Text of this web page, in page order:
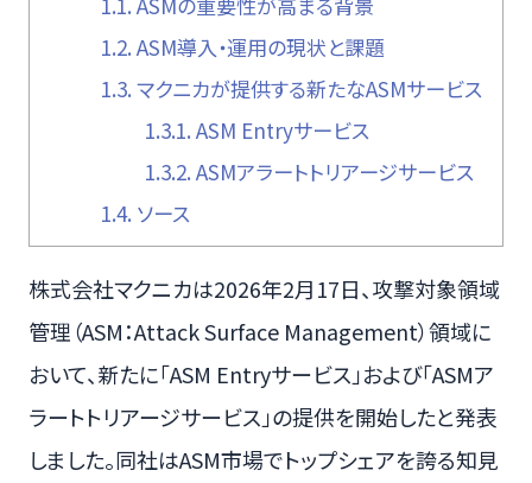
1.2. ASM導入・運用の現状と課題
1.3. マクニカが提供する新たなASMサービス
1.3.1. ASM Entryサービス
1.3.2. ASMアラートトリアージサービス
1.4. ソース
株式会社マクニカは2026年2月17日、攻撃対象領域
管理（ASM：Attack Surface Management）領域に
おいて、新たに「ASM Entryサービス」および「ASMア
ラートトリアージサービス」の提供を開始したと発表
しました。同社はASM市場でトップシェアを誇る知見